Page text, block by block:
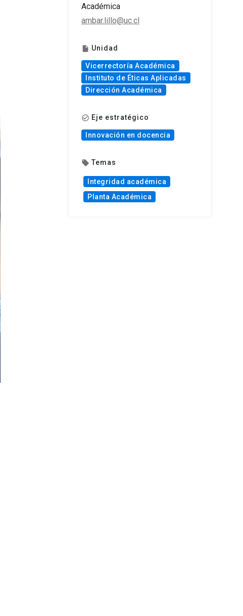
Académica
ambar.lillo@uc.cl
insert_drive_file Unidad
Vicerrectoría Académica
Instituto de Éticas Aplicadas
Dirección Académica
check_circle_outline Eje estratégico
Innovación en docencia
local_offer Temas
Integridad académica
Planta Académica